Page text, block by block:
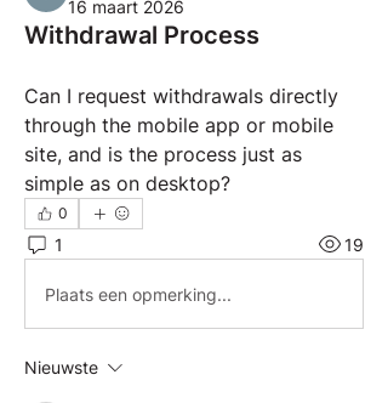
16 maart 2026
Withdrawal Process
Can I request withdrawals directly
through the mobile app or mobile
site, and is the process just as
simple as on desktop?
0
1 19
Plaats een opmerking...
Nieuwste